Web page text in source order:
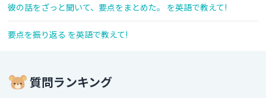
彼の話をざっと聞いて、要点をまとめた。 を英語で教えて!
要点を振り返る を英語で教えて!
質問ランキング